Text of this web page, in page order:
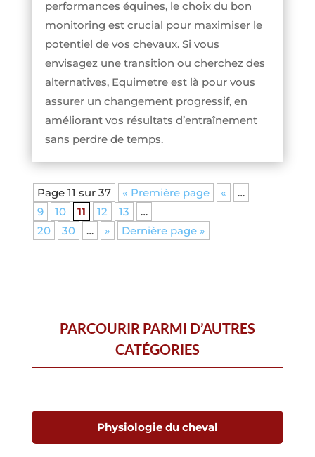
performances équines, le choix du bon
monitoring est crucial pour maximiser le
potentiel de vos chevaux. Si vous
envisagez une transition ou cherchez des
alternatives, Equimetre est là pour vous
assurer un changement progressif, en
améliorant vos résultats d’entraînement
sans perdre de temps.
Page 11 sur 37 « Première page «
…
9
10 11 12 13
…
20
30 … » Dernière page »
PARCOURIR PARMI D’AUTRES
CATÉGORIES
Physiologie du cheval